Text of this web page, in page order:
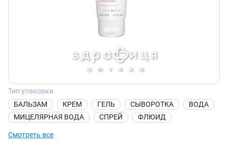
Тип упаковки
БАЛЬЗАМ
КРЕМ ГЕЛЬ СЫВОРОТКА
ВОДА
МИЦЕЛЯРНАЯ ВОДА
СПРЕЙ ФЛЮИД
Смотреть все